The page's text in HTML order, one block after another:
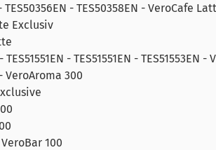
TES50356EN - TES50358EN - VeroCafe
Exclusiv
TES51551EN - TES51551EN - TES51553EN
VeroAroma 300
VeroBar 100